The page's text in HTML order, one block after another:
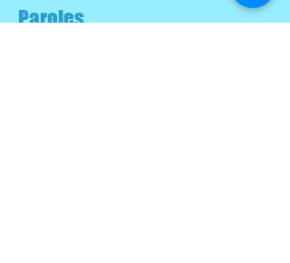
Paroles